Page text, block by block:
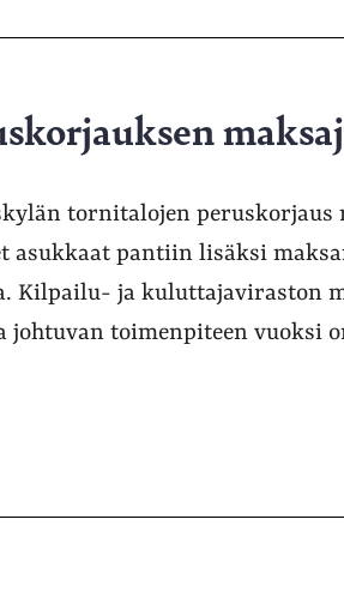
tornitalojen
asukkaat pantiin lisäksi
Kilpailu- ja kuluttajaviraston
toimenpiteen vuoksi